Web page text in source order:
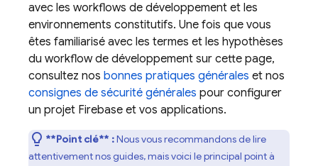
avec les workflows de développement et les
environnements constitutifs. Une fois que vous
êtes familiarisé avec les termes et les hypothèses
du workflow de développement sur cette page,
consultez nos bonnes pratiques générales et nos
consignes de sécurité générales pour configurer
un projet Firebase et vos applications.
**Point clé** :Nous vous recommandons de lire
attentivement nos guides, mais voici le principal point à